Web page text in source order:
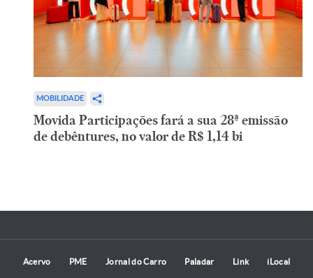
MOBILIDADE
Movida Participações fará a sua 28ª emissão
de debêntures, no valor de R$ 1,14 bi
Acervo PME Jornal do Carro Paladar Link iLocal